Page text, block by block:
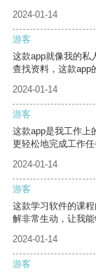
2024-01-14
游客
这款app就像我的私
查找资料，这款app
2024-01-14
游客
这款app是我工作上
更轻松地完成工作任
2024-01-14
游客
这款学习软件的课
解非常生动，让我能
2024-01-14
游客